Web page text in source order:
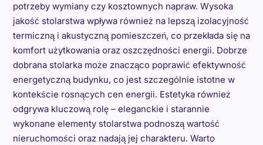
potrzeby wymiany czy kosztownych napraw. Wysoka
jakość stolarstwa wpływa również na lepszą izolacyjność
termiczną i akustyczną pomieszczeń, co przekłada się na
komfort użytkowania oraz oszczędności energii. Dobrze
dobrana stolarka może znacząco poprawić efektywność
energetyczną budynku, co jest szczególnie istotne w
kontekście rosnących cen energii. Estetyka również
odgrywa kluczową rolę – eleganckie i starannie
wykonane elementy stolarstwa podnoszą wartość
nieruchomości oraz nadają jej charakteru. Warto